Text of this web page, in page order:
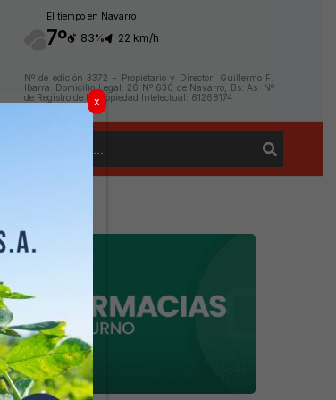
El tiempo en Navarro
7º 83% 22 km/h
Nº de edición 3372 - Propietario y Director: Guillermo F.
Ibarra. Domicilio Legal: 26 Nº 630 de Navarro, Bs. As. Nº
de Registro de la Propiedad Intelectual: 61268174
x